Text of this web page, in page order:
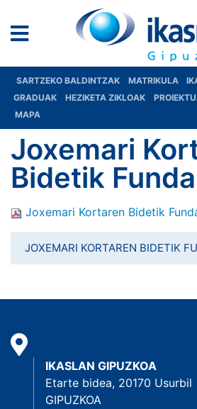
SARTZEKO BALDINTZAK MATRIKULA
GRADUAK
HEZIKETA ZIKLOAK
MAPA
Joxemari
Bidetik
Joxemari Kortaren Bidetik
JOXEMARI KORTAREN BIDETIK
IKASLAN GIPUZKOA
Etarte bidea, 20170 Usurbil
GIPUZKOA